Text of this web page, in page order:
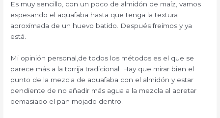
Es muy sencillo, con un poco de almidón de maíz, vamos
espesando el aquafaba hasta que tenga la textura
aproximada de un huevo batido. Después freímos y ya
está.
Mi opinión personal,de todos los métodos es el que se
parece más a la torrija tradicional. Hay que mirar bien el
punto de la mezcla de aquafaba con el almidón y estar
pendiente de no añadir más agua a la mezcla al apretar
demasiado el pan mojado dentro.